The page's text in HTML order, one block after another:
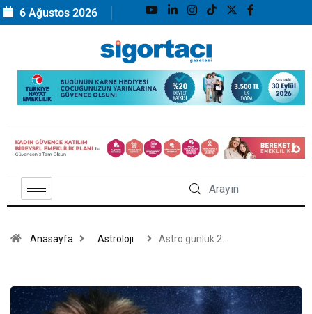
6 Ağustos 2026
Anasayfa Astroloji Astro günlük 2…